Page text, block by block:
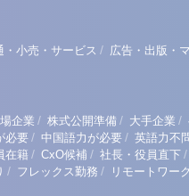
・小売・サービス / 広告・出版・
場企業 / 株式公開準備 / 大手企業 /
必要 / 中国語力が必要 / 英語力不
在籍/ CxO候補 / 社長・役員直下 /
/ フレックス勤務 / リモートワー